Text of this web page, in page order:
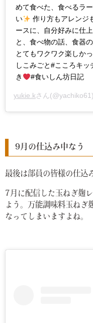
めて食べた、食べるラ
い
作り方もアレンジ
ースに、自分好みに仕
と、食べ物の話、食器
とてもワクワク楽しか
しこみごと#こころキ
き
#食いしん坊日記
yukie.kさん
9月の仕込み中なう
最後は部員の皆様の仕込
7月に配信した玉ねぎ麹
よう。万能調味料玉ねぎ
なってしまいますよね。